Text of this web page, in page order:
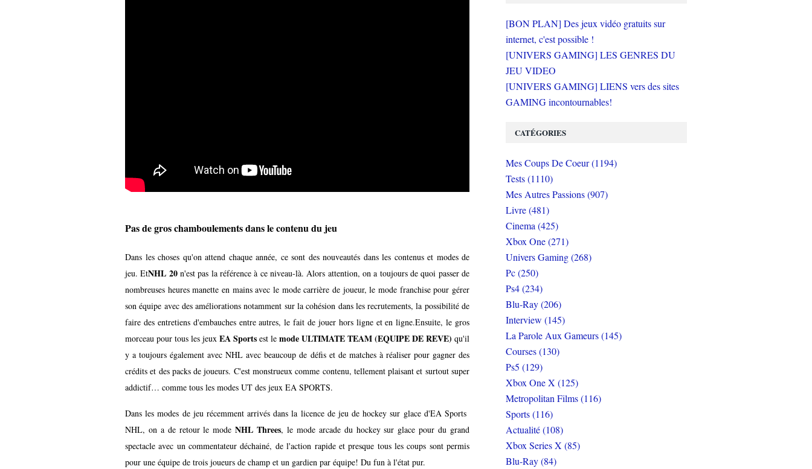
Pas de gros chamboulements dans le contenu du jeu
Dans les choses qu'on attend chaque année, ce sont des nouveautés dans les contenus et modes de
jeu. EtNHL 20n'est pas la référence à ce niveau-là. Alors attention, on a toujours de quoi passer de
nombreuses heures manette en mains avec le mode carrière de joueur, le mode franchise pour gérer
son équipe avec des améliorations notamment sur la cohésion dans les recrutements, la possibilité de
faire des entretiens d'embauches entre autres, le fait de jouer hors ligne et en ligne.Ensuite, le gros
morceau pour tous les jeux EA Sports est le mode ULTIMATE TEAM (EQUIPE DE REVE) qu'il
y a toujours également avec NHL avec beaucoup de défis et de matches à réaliser pour gagner des
crédits et des packs de joueurs. C'est monstrueux comme contenu, tellement plaisant et surtout super
addictif… comme tous les modes UT des jeux EA SPORTS.
Dans les modes de jeu récemment arrivés dans la licence de jeu de hockey sur glace d'EA Sports
NHL, on a de retour le modeNHL Threes, le mode arcade du hockey sur glace pour du grand
spectacle avec un commentateur déchainé, de l'action rapide et presque tous les coups sont permis
pour une équipe de trois joueurs de champ et un gardien par équipe! Du fun à l'état pur.
[BON PLAN] Des jeux vidéo gratuits sur
internet, c'est possible !
[UNIVERS GAMING] LES GENRES DU
JEU VIDEO
[UNIVERS GAMING] LIENS vers des sites
GAMING incontournables!
CATÉGORIES
Mes Coups De Coeur (1194)
Tests (1110)
Mes Autres Passions (907)
Livre (481)
Cinema (425)
Xbox One (271)
Univers Gaming (268)
Pc (250)
Ps4 (234)
Blu-Ray (206)
Interview (145)
La Parole Aux Gameurs (145)
Courses (130)
Ps5 (129)
Xbox One X (125)
Metropolitan Films (116)
Sports (116)
Actualité (108)
Xbox Series X (85)
Blu-Ray (84)